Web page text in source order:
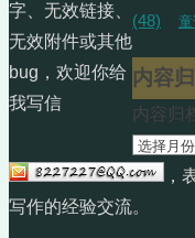
(48)
内容
内容归
字、无效链接、
无效附件或其他
bug，欢迎你给
我写信
，
写作的经验交流。